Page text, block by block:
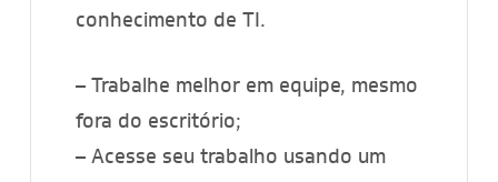
conhecimento de TI.
– Trabalhe melhor em equipe, mesmo
fora do escritório;
– Acesse seu trabalho usando um